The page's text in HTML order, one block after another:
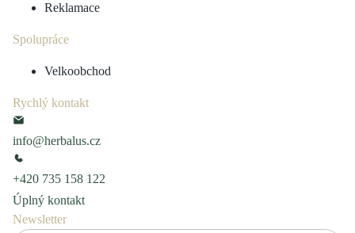
Reklamace
Spolupráce
Velkoobchod
Rychlý kontakt
info@herbalus.cz
+420 735 158 122
Úplný kontakt
Newsletter